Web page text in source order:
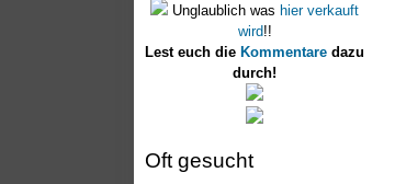
Unglaublich was hier verkauft
wird!!
Lest euch die Kommentare dazu
durch!
Oft gesucht